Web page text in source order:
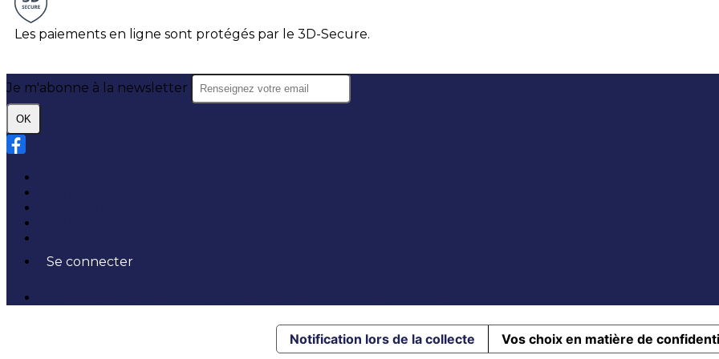
Les paiements en ligne sont protégés par le 3D-Secure.
Je m'abonne à la newsletter
OK
Se connecter
Notification lors de la collecte Vos choix en matière de